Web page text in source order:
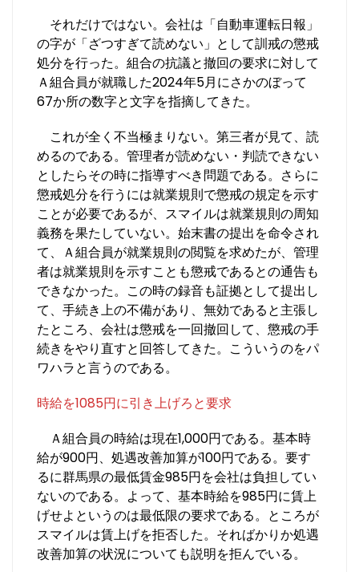
それだけではない。会社は「自動車運転日報」
の字が「ざつすぎて読めない」として訓戒の懲戒
処分を行った。組合の抗議と撤回の要求に対して
Ａ組合員が就職した2024年5月にさかのぼって
67か所の数字と文字を指摘してきた。
これが全く不当極まりない。第三者が見て、読
めるのである。管理者が読めない・判読できない
としたらその時に指導すべき問題である。さらに
懲戒処分を行うには就業規則で懲戒の規定を示す
ことが必要であるが、スマイルは就業規則の周知
義務を果たしていない。始末書の提出を命令され
て、Ａ組合員が就業規則の閲覧を求めたが、管理
者は就業規則を示すことも懲戒であるとの通告も
できなかった。この時の録音も証拠として提出し
て、手続き上の不備があり、無効であると主張し
たところ、会社は懲戒を一回撤回して、懲戒の手
続きをやり直すと回答してきた。こういうのをパ
ワハラと言うのである。
時給を1085円に引き上げろと要求
Ａ組合員の時給は現在1,000円である。基本時
給が900円、処遇改善加算が100円である。要す
るに群馬県の最低賃金985円を会社は負担してい
ないのである。よって、基本時給を985円に賃上
げせよというのは最低限の要求である。ところが
スマイルは賃上げを拒否した。そればかりか処遇
改善加算の状況についても説明を拒んでいる。